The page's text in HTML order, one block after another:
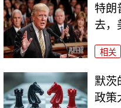
特朗
去，
相关
默茨
政策